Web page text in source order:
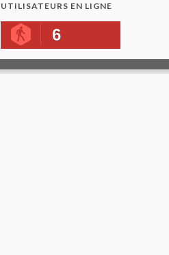
UTILISATEURS EN LIGNE
6